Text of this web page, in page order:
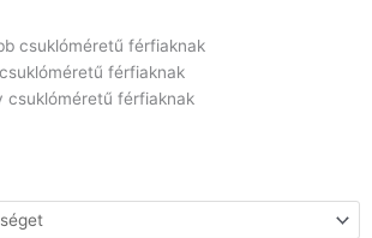
csuklóméretű férfiaknak
férfiaknak
csuklóméretű férfiaknak